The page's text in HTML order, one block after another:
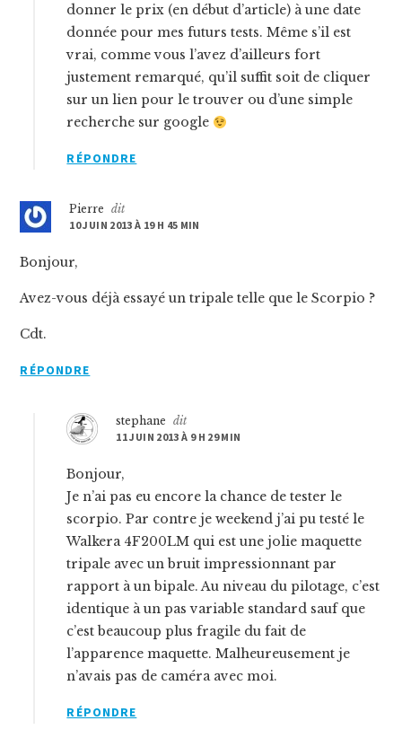
donner le prix (en début d’article) à une date
donnée pour mes futurs tests. Même s’il est
vrai, comme vous l’avez d’ailleurs fort
justement remarqué, qu’il suffit soit de cliquer
sur un lien pour le trouver ou d’une simple
recherche sur google
RÉPONDRE
Pierre
dit
10 JUIN 2013 À 19 H 45 MIN
Bonjour,
Avez-vous déjà essayé un tripale telle que le Scorpio ?
Cdt.
RÉPONDRE
stephane
dit
11 JUIN 2013 À 9 H 29 MIN
Bonjour,
Je n’ai pas eu encore la chance de tester le
scorpio. Par contre je weekend j’ai pu testé le
Walkera 4F200LM qui est une jolie maquette
tripale avec un bruit impressionnant par
rapport à un bipale. Au niveau du pilotage, c’est
identique à un pas variable standard sauf que
c’est beaucoup plus fragile du fait de
l’apparence maquette. Malheureusement je
n’avais pas de caméra avec moi.
RÉPONDRE